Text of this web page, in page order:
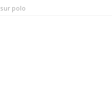
sur polo